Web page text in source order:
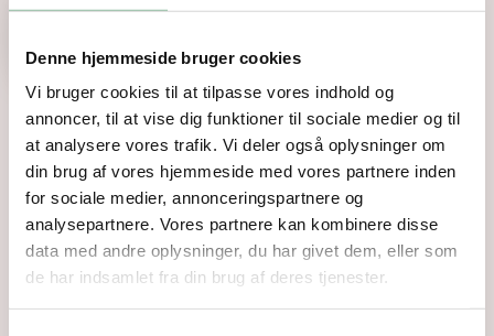
Denne hjemmeside bruger cookies
Vi bruger cookies til at tilpasse vores indhold og
annoncer, til at vise dig funktioner til sociale medier og til
at analysere vores trafik. Vi deler også oplysninger om
din brug af vores hjemmeside med vores partnere inden
for sociale medier, annonceringspartnere og
analysepartnere. Vores partnere kan kombinere disse
data med andre oplysninger, du har givet dem, eller som
de har indsamlet fra din brug af deres tjenester.